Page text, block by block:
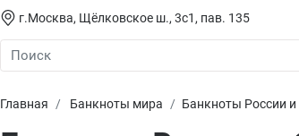
г.Москва, Щёлковское ш., 3с1, пав. 135
Главная Банкноты мира Банкноты России